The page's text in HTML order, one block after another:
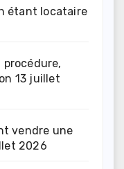
étant locataire
procédure,
13 juillet
vendre une
2026